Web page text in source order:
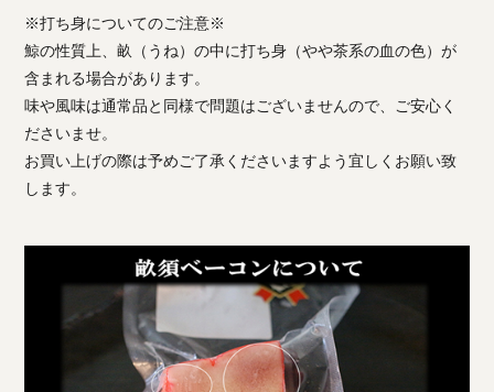
※打ち身についてのご注意※
鯨の性質上、畝（うね）の中に打ち身（やや茶系の血の色）が
含まれる場合があります。
味や風味は通常品と同様で問題はございませんので、ご安心く
ださいませ。
お買い上げの際は予めご了承くださいますよう宜しくお願い致
します。